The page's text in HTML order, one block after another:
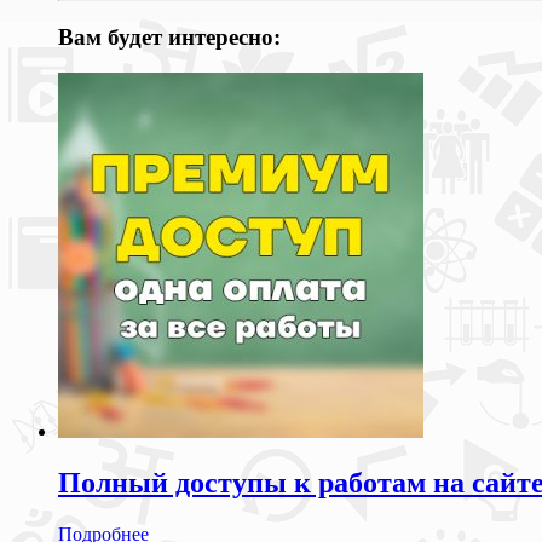
Вам будет интересно:
Полный доступы к работам на
Подробнее